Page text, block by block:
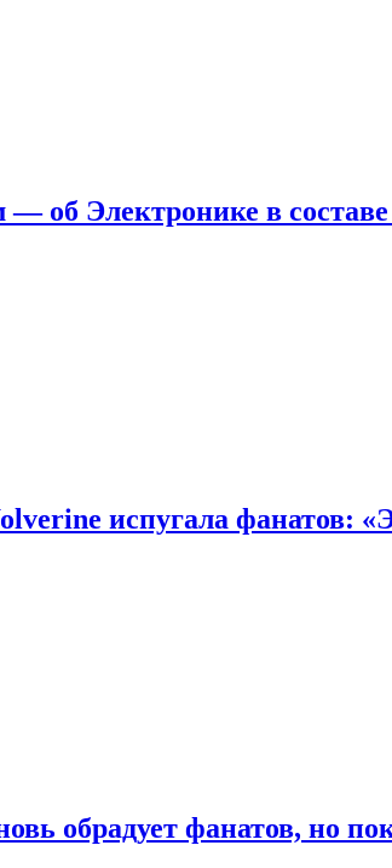
об Электронике в
испугала фанатов:
обрадует фанатов, но